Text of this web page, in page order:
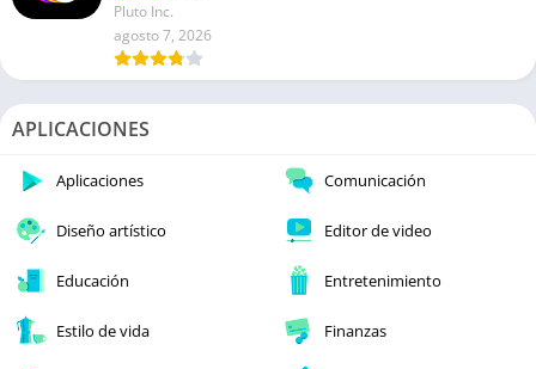
Pluto Inc.
agosto 7, 2026
APLICACIONES
Aplicaciones Comunicación
Diseño artístico Editor de video
Educación Entretenimiento
Estilo de vida Finanzas